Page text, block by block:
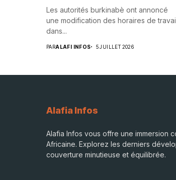
Les autorités burkinabè ont annoncé
une modification des horaires de
dans...
PARALAFI INFOS 5 JUILLET 2026
Alafia Infos
Alafia Infos vous offre une immersion
Africaine. Explorez les derniers
couverture minutieuse et équilibrée.